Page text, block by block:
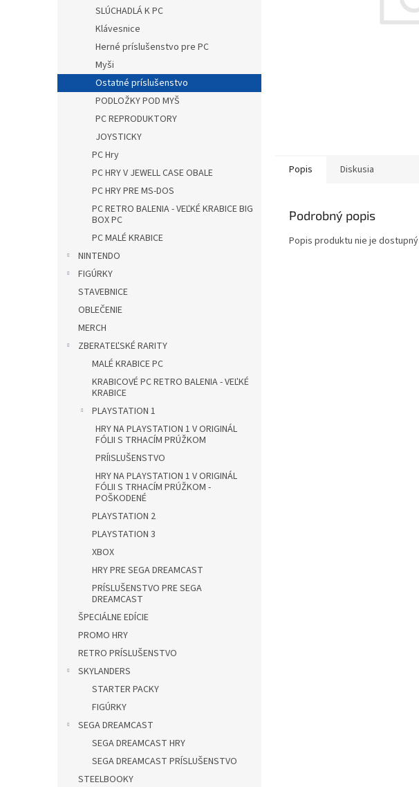
SLÚCHADLÁ K PC
Klávesnice
Herné príslušenstvo pre PC
Myši
Ostatné príslušenstvo
PODLOŽKY POD MYŠ
PC REPRODUKTORY
JOYSTICKY
PC Hry
PC HRY V JEWELL CASE OBALE
PC HRY PRE MS-DOS
PC RETRO BALENIA - VEĽKÉ KRABICE BIG
BOX PC
PC MALÉ KRABICE
NINTENDO
FIGÚRKY
STAVEBNICE
OBLEČENIE
MERCH
ZBERATEĽSKÉ RARITY
MALÉ KRABICE PC
KRABICOVÉ PC RETRO BALENIA - VEĽKÉ
KRABICE
PLAYSTATION 1
HRY NA PLAYSTATION 1 V ORIGINÁL
FÓLII S TRHACÍM PRÚŽKOM
PRÍISLUŠENSTVO
HRY NA PLAYSTATION 1 V ORIGINÁL
FÓLII S TRHACÍM PRÚŽKOM -
POŠKODENÉ
PLAYSTATION 2
PLAYSTATION 3
XBOX
HRY PRE SEGA DREAMCAST
PRÍSLUŠENSTVO PRE SEGA
DREAMCAST
ŠPECIÁLNE EDÍCIE
PROMO HRY
RETRO PRÍSLUŠENSTVO
SKYLANDERS
STARTER PACKY
FIGÚRKY
SEGA DREAMCAST
SEGA DREAMCAST HRY
SEGA DREAMCAST PRÍSLUŠENSTVO
STEELBOOKY
Popis Diskusia
Podrobný popis
Popis produktu nie je dostupný